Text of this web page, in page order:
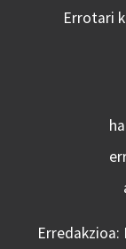
Errotari
Erredakzioa: